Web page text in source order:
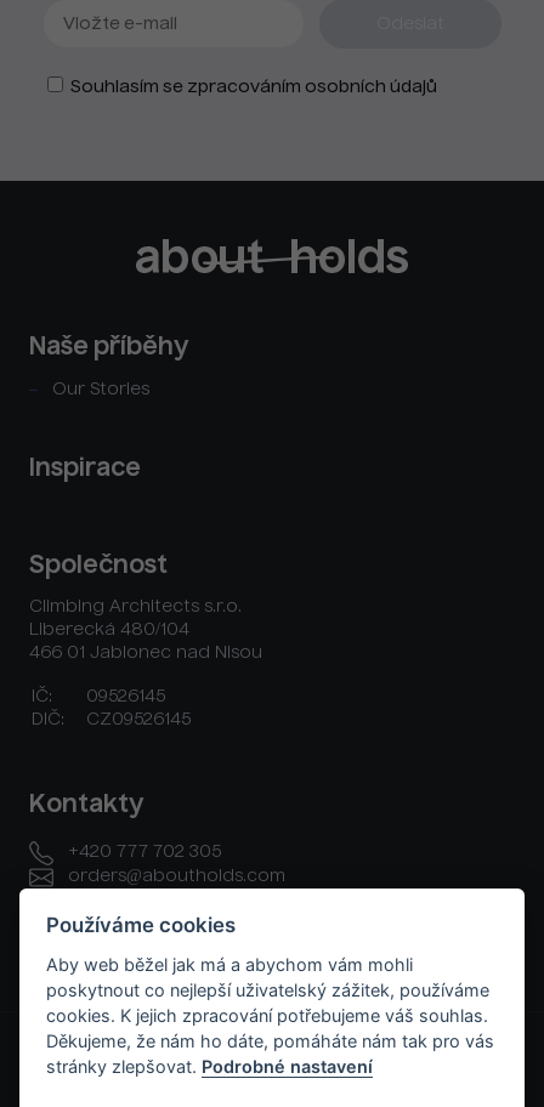
Souhlasím se zpracováním osobních údajů
Naše příběhy
Our Stories
Inspirace
Společnost
Climbing Architects s.r.o.
Liberecká 480/104
466 01 Jablonec nad Nisou
IČ:
09526145
DIČ:
CZ09526145
Kontakty
+420 777 702 305
orders@aboutholds.com
GDPR a cookiesVšeobecné obchodní podmínky
Raklamační řádPlatební a dodací podmínkyKontakt
Používáme cookies
Aby web běžel jak má a abychom vám mohli
poskytnout co nejlepší uživatelský zážitek, používáme
cookies. K jejich zpracování potřebujeme váš souhlas.
Děkujeme, že nám ho dáte, pomáháte nám tak pro vás
stránky zlepšovat. Podrobné nastavení